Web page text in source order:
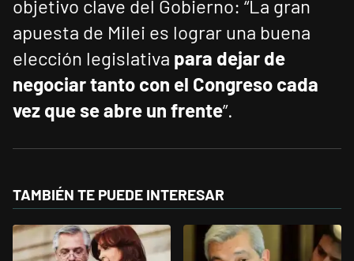
objetivo clave del Gobierno: “La gran
apuesta de Milei es lograr una buena
elección legislativa para dejar de
negociar tanto con el Congreso cada
vez que se abre un frente”.
TAMBIÉN TE PUEDE INTERESAR